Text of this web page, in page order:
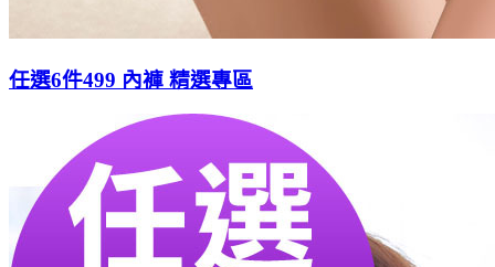
任選6件499 內褲 精選專區